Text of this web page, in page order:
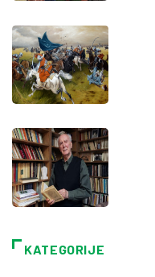
KATEGORIJE